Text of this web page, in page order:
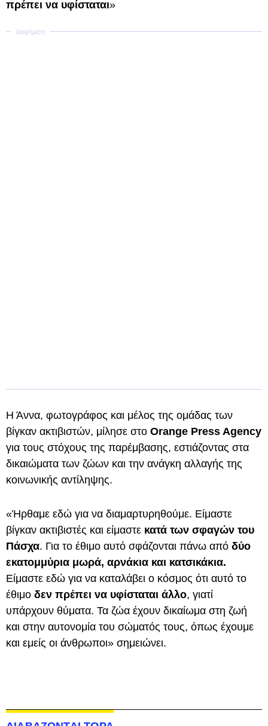
πρέπει να υφίσταται»
Η Άννα, φωτογράφος και μέλος της ομάδας των
βίγκαν ακτιβιστών, μίλησε στο Orange Press Agency
για τους στόχους της παρέμβασης, εστιάζοντας στα
δικαιώματα των ζώων και την ανάγκη αλλαγής της
κοινωνικής αντίληψης.
«Ήρθαμε εδώ για να διαμαρτυρηθούμε. Είμαστε
βίγκαν ακτιβιστές και είμαστε κατά των σφαγών του
Πάσχα. Για το έθιμο αυτό σφάζονται πάνω από δύο
εκατομμύρια μωρά, αρνάκια και κατσικάκια.
Είμαστε εδώ για να καταλάβει ο κόσμος ότι αυτό το
έθιμο δεν πρέπει να υφίσταται άλλο, γιατί
υπάρχουν θύματα. Τα ζώα έχουν δικαίωμα στη ζωή
και στην αυτονομία του σώματός τους, όπως έχουμε
και εμείς οι άνθρωποι» σημειώνει.